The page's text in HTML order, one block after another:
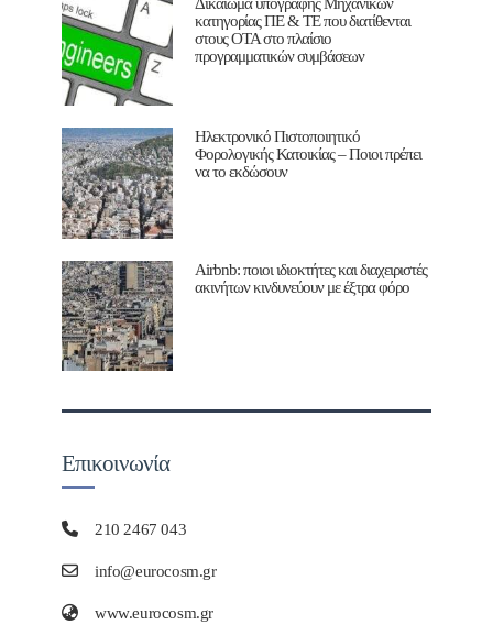
κατηγορίας ΠΕ & ΤΕ που διατίθενται
στους ΟΤΑ στο πλαίσιο
προγραμματικών συμβάσεων
Ηλεκτρονικό Πιστοποιητικό
Φορολογικής Κατοικίας – Ποιοι πρέπει
να το εκδώσουν
Airbnb: ποιοι ιδιοκτήτες και διαχειριστές
ακινήτων κινδυνεύουν με έξτρα φόρο
Επικοινωνία
210 2467 043
info@eurocosm.gr
www.eurocosm.gr